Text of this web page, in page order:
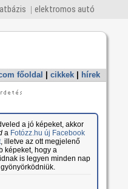
elektromos autó
főoldal cikkek hírek
a jó képeket, akkor
a Fotózz.hu új Facebook
, illetve az ott megjelenő
képeket, hogy a
is legyen minden nap